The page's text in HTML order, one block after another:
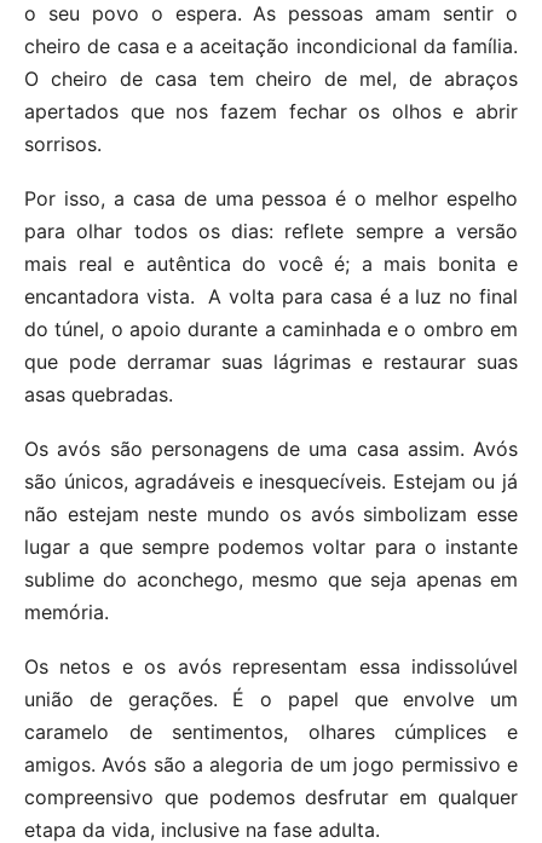
o seu povo o espera. As pessoas amam sentir o
cheiro de casa e a aceitação incondicional da família.
O cheiro de casa tem cheiro de mel, de abraços
apertados que nos fazem fechar os olhos e abrir
sorrisos.
Por isso, a casa de uma pessoa é o melhor espelho
para olhar todos os dias: reflete sempre a versão
mais real e autêntica do você é; a mais bonita e
encantadora vista. A volta para casa é a luz no final
do túnel, o apoio durante a caminhada e o ombro em
que pode derramar suas lágrimas e restaurar suas
asas quebradas.
Os avós são personagens de uma casa assim. Avós
são únicos, agradáveis e inesquecíveis. Estejam ou já
não estejam neste mundo os avós simbolizam esse
lugar a que sempre podemos voltar para o instante
sublime do aconchego, mesmo que seja apenas em
memória.
Os netos e os avós representam essa indissolúvel
união de gerações. É o papel que envolve um
caramelo de sentimentos, olhares cúmplices e
amigos. Avós são a alegoria de um jogo permissivo e
compreensivo que podemos desfrutar em qualquer
etapa da vida, inclusive na fase adulta.